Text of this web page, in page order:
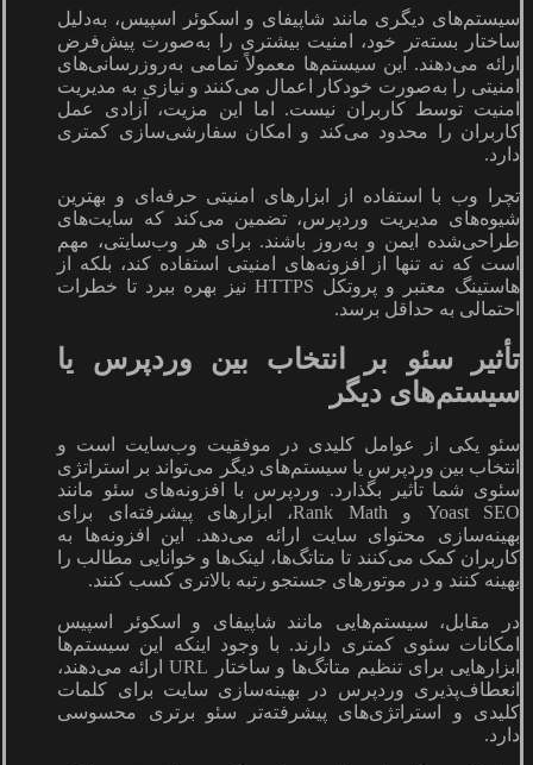
سیستم‌های دیگری مانند شاپیفای و اسکوئر اسپیس، به‌دلیل
ساختار بسته‌تر خود، امنیت بیشتری را به‌صورت پیش‌فرض
ارائه می‌دهند. این سیستم‌ها معمولاً تمامی به‌روزرسانی‌های
امنیتی را به‌صورت خودکار اعمال می‌کنند و نیازی به مدیریت
امنیت توسط کاربران نیست. اما این مزیت، آزادی عمل
کاربران را محدود می‌کند و امکان سفارشی‌سازی کمتری
دارد.
تچرا وب با استفاده از ابزارهای امنیتی حرفه‌ای و بهترین
شیوه‌های مدیریت وردپرس، تضمین می‌کند که سایت‌های
طراحی‌شده ایمن و به‌روز باشند. برای هر وب‌سایتی، مهم
است که نه تنها از افزونه‌های امنیتی استفاده کند، بلکه از
هاستینگ معتبر و پروتکل HTTPS نیز بهره ببرد تا خطرات
احتمالی به حداقل برسد.
تأثیر سئو بر انتخاب بین وردپرس یا
سیستم‌های دیگر
سئو یکی از عوامل کلیدی در موفقیت وب‌سایت است و
انتخاب بین وردپرس یا سیستم‌های دیگر می‌تواند بر استراتژی
سئوی شما تأثیر بگذارد. وردپرس با افزونه‌های سئو مانند
Yoast SEO و Rank Math، ابزارهای پیشرفته‌ای برای
بهینه‌سازی محتوای سایت ارائه می‌دهد. این افزونه‌ها به
کاربران کمک می‌کنند تا متاتگ‌ها، لینک‌ها و خوانایی مطالب را
بهینه کنند و در موتورهای جستجو رتبه بالاتری کسب کنند.
در مقابل، سیستم‌هایی مانند شاپیفای و اسکوئر اسپیس
امکانات سئوی کمتری دارند. با وجود اینکه این سیستم‌ها
ابزارهایی برای تنظیم متاتگ‌ها و ساختار URL ارائه می‌دهند،
انعطاف‌پذیری وردپرس در بهینه‌سازی سایت برای کلمات
کلیدی و استراتژی‌های پیشرفته‌تر سئو برتری محسوسی
دارد.